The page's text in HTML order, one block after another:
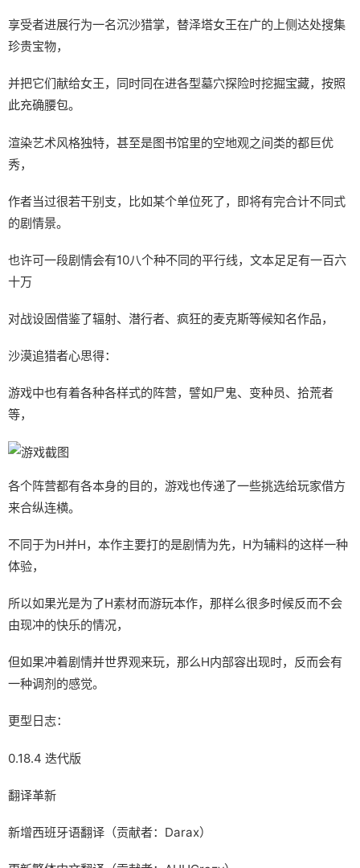
享受者进展行为一名沉沙猎掌，替泽塔女王在广的上侧达处搜集
珍贵宝物，
并把它们献给女王，同时同在进各型墓穴探险时挖掘宝藏，按照
此充确腰包。
渲染艺术风格独特，甚至是图书馆里的空地观之间类的都巨优
秀，
作者当过很若干别支，比如某个单位死了，即将有完合计不同式
的剧情景。
也许可一段剧情会有10八个种不同的平行线，文本足足有一百六
十万
对战设固借鉴了辐射、潜行者、疯狂的麦克斯等候知名作品，
沙漠追猎者心思得：
游戏中也有着各种各样式的阵营，譬如尸鬼、变种员、拾荒者
等，
各个阵营都有各本身的目的，游戏也传递了一些挑选给玩家借方
来合纵连横。
不同于为H并H，本作主要打的是剧情为先，H为辅料的这样一种
体验，
所以如果光是为了H素材而游玩本作，那样么很多时候反而不会
由现冲的快乐的情况，
但如果冲着剧情并世界观来玩，那么H内部容出现时，反而会有
一种调剂的感觉。
更型日志：
0.18.4 迭代版
翻译革新
新增西班牙语翻译（贡献者：Darax）